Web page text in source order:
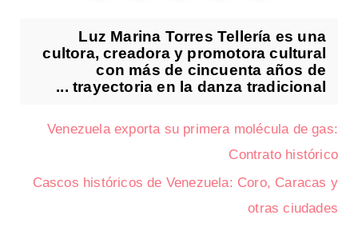
Luz Marina Torres Tellería es una
cultora, creadora y promotora cultural
con más de cincuenta años de
trayectoria en la danza tradicional ...
Venezuela exporta su primera molécula de gas:
Contrato histórico
Cascos históricos de Venezuela: Coro, Caracas y
otras ciudades